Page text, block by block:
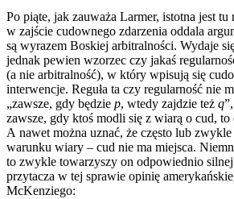
Po piąte, jak zauważa Larmer, istotna jest
w zajście cudownego zdarzenia oddala
są wyrazem Boskiej arbitralności. Wydaje
jednak pewien wzorzec czy jakaś
(a nie arbitralność), w który wpisują się
interwencje. Reguła ta czy regularność nie
„zawsze, gdy będzie p, wtedy zajdzie też q
zawsze, gdy ktoś modli się z wiarą o cud, to
A nawet można uznać, że często lub
warunku wiary – cud nie ma miejsca.
to zwykle towarzyszy on odpowiednio
przytacza w tej sprawie opinię
McKenziego: